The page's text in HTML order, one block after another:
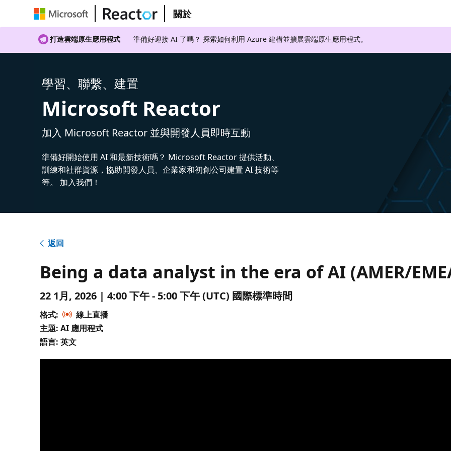
關於
打造雲端原生應用程式 準備好迎接 AI 了嗎？ 探索如何利用 Azure 建構並擴展雲端原生應用程式。
學習、聯繫、建置
Microsoft Reactor
加入 Microsoft Reactor 並與開發人員即時互動
準備好開始使用 AI 和最新技術嗎？ Microsoft Reactor 提供活動、
訓練和社群資源，協助開發人員、企業家和初創公司建置 AI 技術等
等。 加入我們！
返回
Being a data analyst in the era of AI (AMER/
22 1月, 2026 | 4:00 下午 - 5:00 下午 (UTC) 國際標準時間
格式:
線上直播
主題: AI 應用程式
語言: 英文